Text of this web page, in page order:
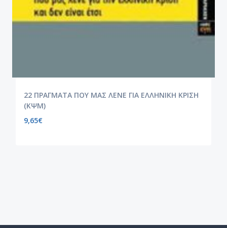
22 ΠΡΑΓΜΑΤΑ ΠΟΥ ΜΑΣ ΛΕΝΕ ΓΙΑ ΕΛΛΗΝΙΚΗ ΚΡΙΣΗ
(ΚΨΜ)
9,65€